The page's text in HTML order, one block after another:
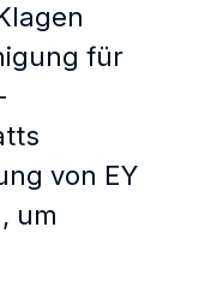
für
von EY
um